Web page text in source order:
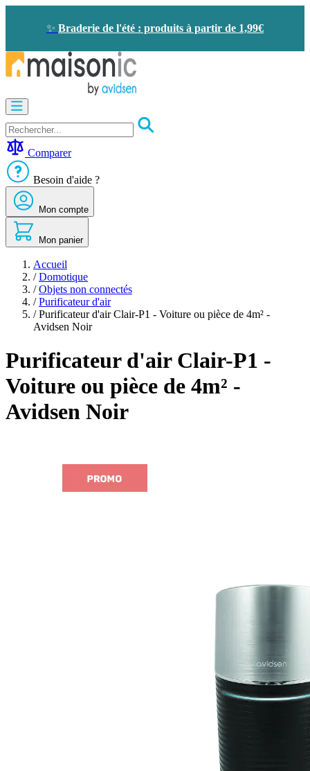
✨ Braderie de l'été : produits à partir de 1,99€
Visiophone
-
Sonnette
-
économie
d'énergie
Sécurité
Confort
de
maison
Seconde
vie
Bons
plans
Comparer
Besoin d'aide ?
Mon compte
Mon panier
Accueil
/ Domotique
/ Objets non connectés
/ Purificateur d'air
/ Purificateur d'air Clair-P1 - Voiture ou pièce de 4m² -
Avidsen Noir
Purificateur d'air Clair-P1 -
Voiture ou pièce de 4m² -
Avidsen Noir